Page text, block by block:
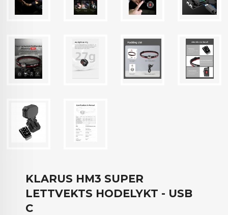
KLARUS HM3 SUPER
LETTVEKTS HODELYKT - USB
C